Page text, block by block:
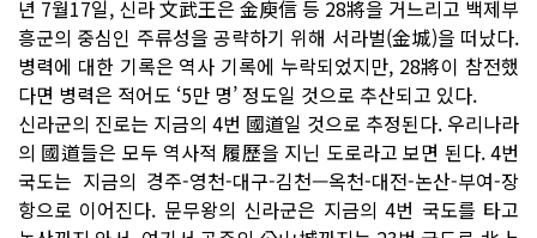
년 7월17일, 신라 文武王은 金庾信 등 28將을 거느리고 백제부
흥군의 중심인 주류성을 공략하기 위해 서라벌(金城)을 떠났다.
병력에 대한 기록은 역사 기록에 누락되었지만, 28將이 참전했
다면 병력은 적어도 ‘5만 명’ 정도일 것으로 추산되고 있다.
신라군의 진로는 지금의 4번 國道일 것으로 추정된다. 우리나라
의 國道들은 모두 역사적 履歷을 지닌 도로라고 보면 된다. 4번
국도는 지금의 경주-영천-대구-김천—옥천-대전-논산-부여-장
항으로 이어진다. 문무왕의 신라군은 지금의 4번 국도를 타고